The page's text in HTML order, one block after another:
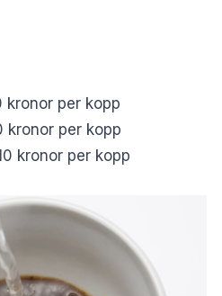
per kopp
kronor per kopp
kronor per kopp